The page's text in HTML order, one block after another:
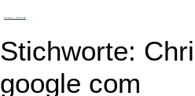
Stichworte:
google com